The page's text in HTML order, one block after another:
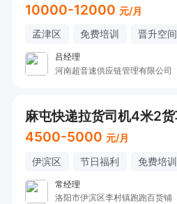
10000-12000 元/月
孟津区 免费培训 晋升空间
吕经理
河南超音速供应链管理有限公司
4500-5000 元/月
伊滨区 节日福利 免费培训
常经理
洛阳市伊滨区李村镇跑跑百货铺